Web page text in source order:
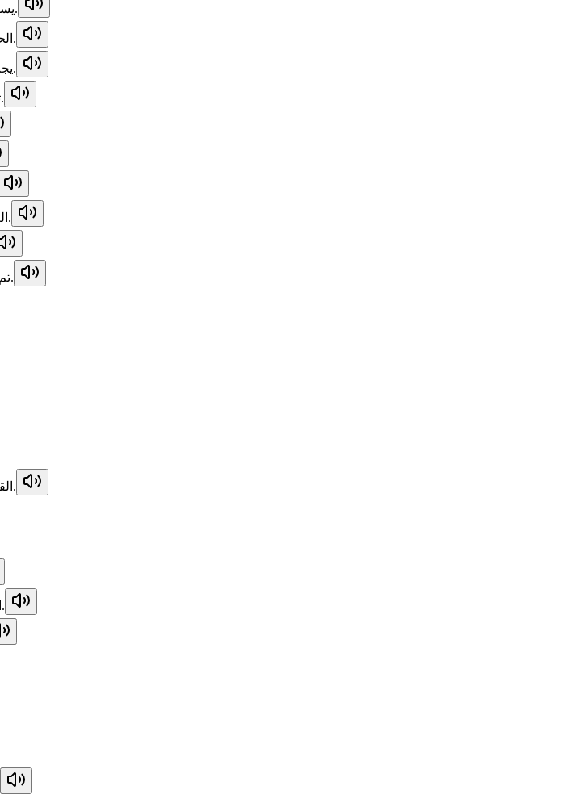
يساهم البحث في هذا المجال.
الحجة الأكاديمية مُنظَّمة جيدًا.
يجب الوفاء بالالتزام القانوني.
تم أرشفة السجل الرسمي.
العملية البيروقراطية طويلة.
تم اتباع البروتوكول الرسمي.
القصيدة تستخدم الاستعارات.
الشخصية مبنية بشكل جيد.